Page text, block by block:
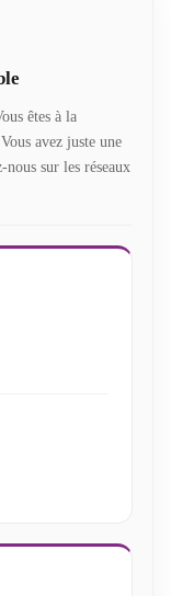
êtes à la
avez juste une
sur les réseaux